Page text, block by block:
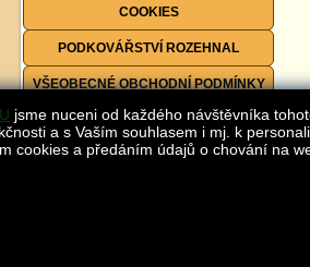
COOKIES
PODKOVÁŘSTVÍ ROZEHNAL
VŠEOBECNÉ OBCHODNÍ PODMÍNKY
FORMULÁŘE KE STAŽENÍ
jsme nuceni od každého návštěvníka
a s Vaším souhlasem i mj. k
cookies a předáním údajů o chování na